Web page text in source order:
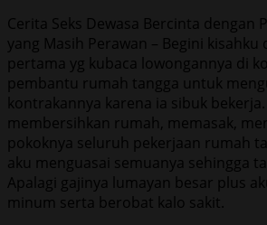
Cerita Seks Dewasa Bercinta dengan
yang Masih Perawan – Begini kisahku
pertama yg kubaca lowongannya di
pembantu rumah tangga untuk
kontrakannya karena ia sibuk bekerja.
membersihkan rumah, memasak,
pokoknya seluruh pekerjaan rumah
aku menguasai semuanya sehingga
Apalagi gajinya lumayan besar plus
minum serta berobat kalo sakit.